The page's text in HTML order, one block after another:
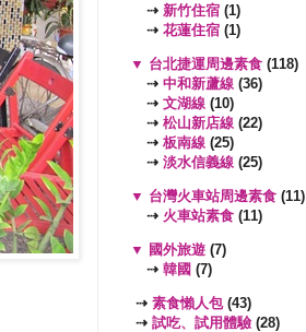
⇢ 新竹住宿 (1)
⇢ 花蓮住宿 (1)
▼ 台北捷運周邊素食 (118)
⇢ 中和新蘆線 (36)
⇢ 文湖線 (10)
⇢ 松山新店線 (22)
⇢ 板南線 (25)
⇢ 淡水信義線 (25)
▼ 台灣火車站周邊素食 (11)
⇢ 火車站素食 (11)
▼ 國外旅遊 (7)
⇢ 韓國 (7)
⇢ 素食懶人包(43)
⇢ 試吃、試用體驗(28)